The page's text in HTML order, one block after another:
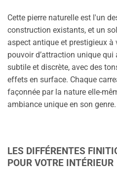
Cette pierre naturelle est l'un
construction existants, et un
aspect antique et prestigieux
pouvoir d’attraction unique
subtile et discrète, avec des
effets en surface. Chaque
façonnée par la nature elle-
ambiance unique en son genre.
LES DIFFÉRENTES
POUR VOTRE INTÉRIEUR